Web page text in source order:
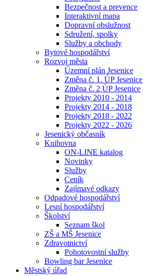
Bezpečnost a prevence
Interaktivní mapa
Dopravní obslužnost
Sdružení, spolky
Služby a obchody
Bytové hospodářství
Rozvoj města
Územní plán Jesenice
Změna č. 1. ÚP Jesenice
Změna č. 2 ÚP Jesenice
Projekty 2010 - 2014
Projekty 2014 - 2018
Projekty 2018 - 2022
Projekty 2022 - 2026
Jesenický občasník
Knihovna
ON-LINE katalog
Novinky
Služby
Ceník
Zajímavé odkazy
Odpadové hospodářství
Lesní hospodářství
Školství
Seznam škol
ZŠ a MŠ Jesenice
Zdravotnictví
Pohotovostní služby
Bowling bar Jesenice
Městský úřad